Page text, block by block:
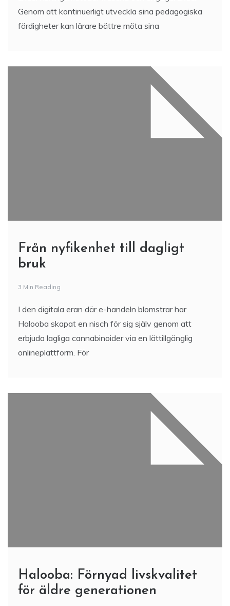
Genom att kontinuerligt utveckla sina pedagogiska
färdigheter kan lärare bättre möta sina
Från nyfikenhet till dagligt
bruk
3 Min Reading
I den digitala eran där e-handeln blomstrar har
Halooba skapat en nisch för sig själv genom att
erbjuda lagliga cannabinoider via en lättillgänglig
onlineplattform. För
Halooba: Förnyad livskvalitet
för äldre generationen